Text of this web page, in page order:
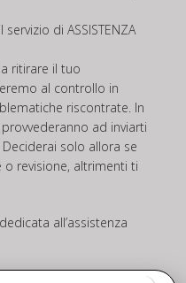
servizio di ASSISTENZA
a ritirare il tuo
al controllo in
riscontrate. In
ad inviarti
Deciderai solo allora se
revisione, altrimenti ti
all’assistenza